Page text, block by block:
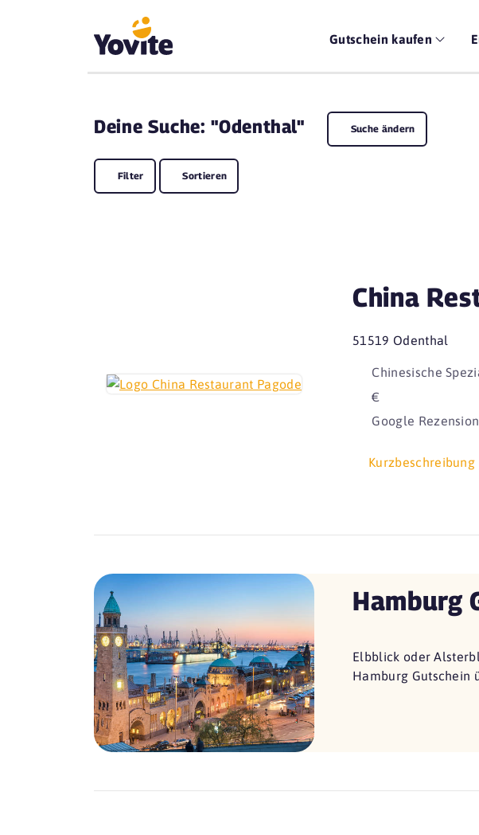
Gutschein kaufen
Deine Suche: "Odenthal" Suche ändern
Filter Sortieren
China
51519 Odenthal
Chinesische
€
Google
Kurzbeschreibung
Hamburg
Elbblick oder
Hamburg Gutschein